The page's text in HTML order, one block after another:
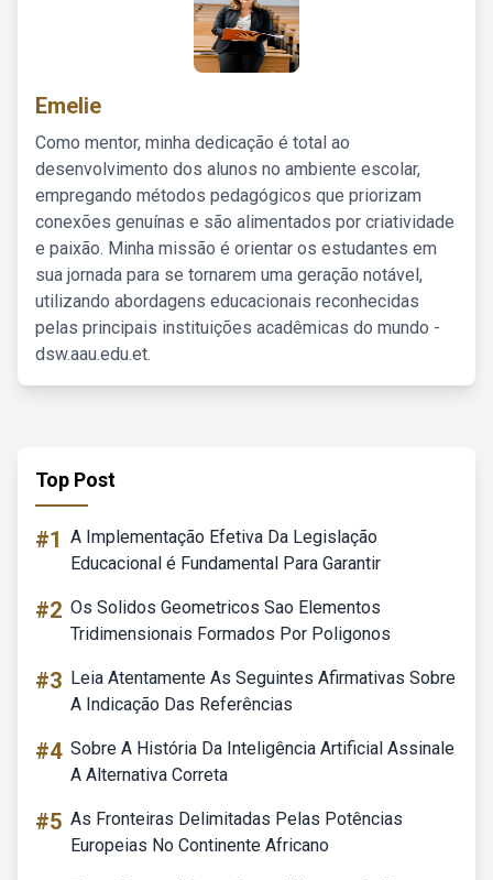
Emelie
Como mentor, minha dedicação é total ao
desenvolvimento dos alunos no ambiente escolar,
empregando métodos pedagógicos que priorizam
conexões genuínas e são alimentados por criatividade
e paixão. Minha missão é orientar os estudantes em
sua jornada para se tornarem uma geração notável,
utilizando abordagens educacionais reconhecidas
pelas principais instituições acadêmicas do mundo -
dsw.aau.edu.et.
Top Post
#1 A Implementação Efetiva Da Legislação
Educacional é Fundamental Para Garantir
#2 Os Solidos Geometricos Sao Elementos
Tridimensionais Formados Por Poligonos
#3 Leia Atentamente As Seguintes Afirmativas Sobre
A Indicação Das Referências
#4 Sobre A História Da Inteligência Artificial Assinale
A Alternativa Correta
#5 As Fronteiras Delimitadas Pelas Potências
Europeias No Continente Africano